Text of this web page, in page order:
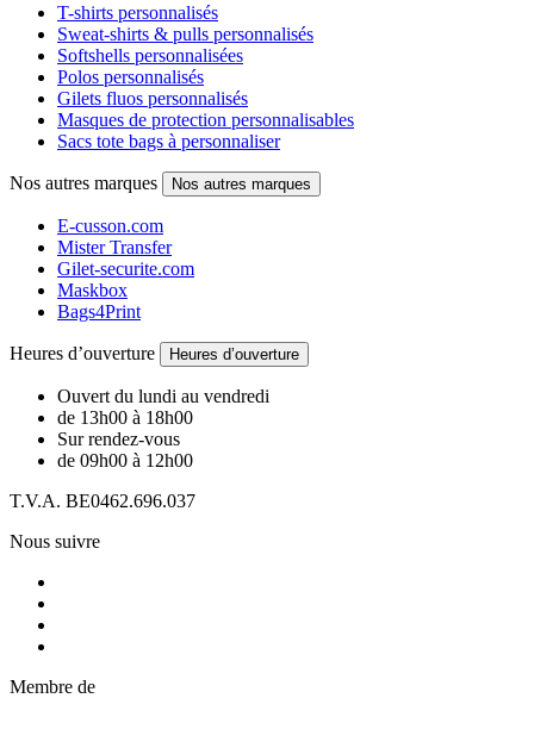
T-shirts personnalisés
Sweat-shirts & pulls personnalisés
Softshells personnalisées
Polos personnalisés
Gilets fluos personnalisés
Masques de protection personnalisables
Sacs tote bags à personnaliser
Nos autres marques Nos autres marques
E-cusson.com
Mister Transfer
Gilet-securite.com
Maskbox
Bags4Print
Heures d’ouverture Heures d’ouverture
Ouvert du lundi au vendredi
de 13h00 à 18h00
Sur rendez-vous
de 09h00 à 12h00
T.V.A. BE0462.696.037
Nous suivre
Membre de